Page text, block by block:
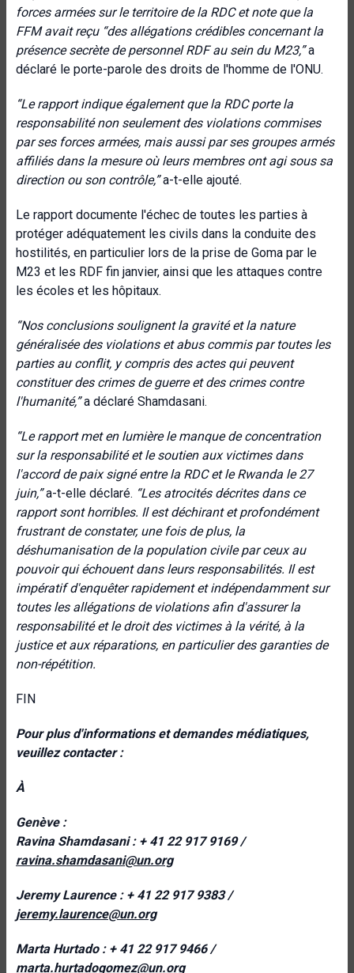
forces armées sur le territoire de la RDC et note que la
FFM avait reçu “des allégations crédibles concernant la
présence secrète de personnel RDF au sein du M23,”a
déclaré le porte-parole des droits de l'homme de l'ONU.
“Le rapport indique également que la RDC porte la
responsabilité non seulement des violations commises
par ses forces armées, mais aussi par ses groupes armés
affiliés dans la mesure où leurs membres ont agi sous sa
direction ou son contrôle,”a-t-elle ajouté.
Le rapport documente l'échec de toutes les parties à
protéger adéquatement les civils dans la conduite des
hostilités, en particulier lors de la prise de Goma par le
M23 et les RDF fin janvier, ainsi que les attaques contre
les écoles et les hôpitaux.
“Nos conclusions soulignent la gravité et la nature
généralisée des violations et abus commis par toutes les
parties au conflit, y compris des actes qui peuvent
constituer des crimes de guerre et des crimes contre
l'humanité,”a déclaré Shamdasani.
“Le rapport met en lumière le manque de concentration
sur la responsabilité et le soutien aux victimes dans
l'accord de paix signé entre la RDC et le Rwanda le 27
juin,”a-t-elle déclaré. “Les atrocités décrites dans ce
rapport sont horribles. Il est déchirant et profondément
frustrant de constater, une fois de plus, la
déshumanisation de la population civile par ceux au
pouvoir qui échouent dans leurs responsabilités. Il est
impératif d'enquêter rapidement et indépendamment sur
toutes les allégations de violations afin d'assurer la
responsabilité et le droit des victimes à la vérité, à la
justice et aux réparations, en particulier des garanties de
non-répétition.
FIN
Pour plus d'informations et demandes médiatiques,
veuillez contacter :
À
Genève :
Ravina Shamdasani : + 41 22 917 9169 /
ravina.shamdasani@un.org
Jeremy Laurence : + 41 22 917 9383 /
jeremy.laurence@un.org
Marta Hurtado : + 41 22 917 9466 /
marta.hurtadogomez@un.org